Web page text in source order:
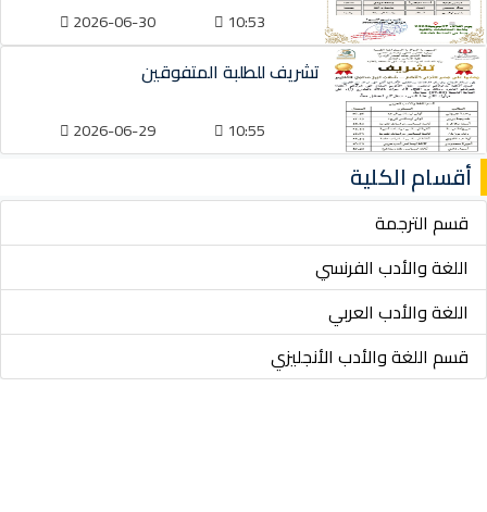
10:53
2026-06-30
تشريف للطلبة المتفوقين
10:55
2026-06-29
أقسام الكلية
قسم الترجمة
اللغة والأدب الفرنسي
اللغة والأدب العربي
قسم اللغة والأدب الأنجليزي